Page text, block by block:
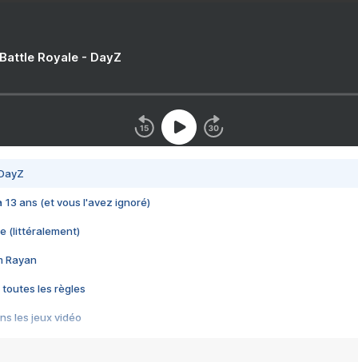
Royale - DayZ
13 ans (et vous l'avez ignoré)
(littéralement)
Rayan
toutes les règles
les jeux vidéo